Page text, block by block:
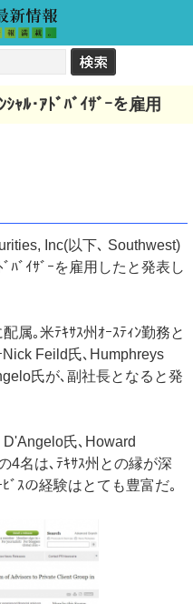
ﾙ･ｱﾄﾞﾊﾞｲｻﾞｰを雇用
Inc(以下､ Southwest)
ﾊﾞｲｻﾞｰを雇用したと発表し
属｡米ﾃｷｻｽ州ｵｰｽﾃｨﾝ勤務と
Nick Feild氏､Humphreys
氏が､副社長となると発
氏､Howard
4名は､ﾃｷｻｽ州との縁が深
ﾞｽの経験はとても豊富だ｡